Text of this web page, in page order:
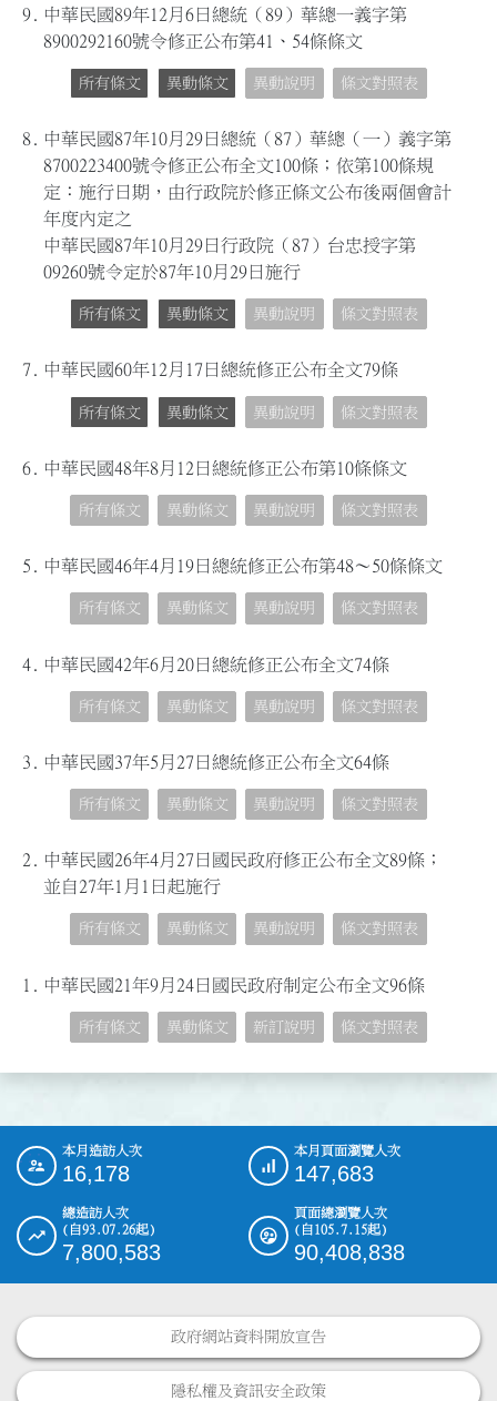
9.
中華民國89年12月6日總統（89）華總一義字第
8900292160號令修正公布第41、54條條文
所有條文 異動條文 異動說明 條文對照表
8.
中華民國87年10月29日總統（87）華總（一）義字第
8700223400號令修正公布全文100條；依第100條規
定：施行日期，由行政院於修正條文公布後兩個會計
年度內定之
中華民國87年10月29日行政院（87）台忠授字第
09260號令定於87年10月29日施行
所有條文 異動條文 異動說明 條文對照表
7. 中華民國60年12月17日總統修正公布全文79條
所有條文 異動條文 異動說明 條文對照表
6. 中華民國48年8月12日總統修正公布第10條條文
所有條文 異動條文 異動說明 條文對照表
5. 中華民國46年4月19日總統修正公布第48～50條條文
所有條文 異動條文 異動說明 條文對照表
4. 中華民國42年6月20日總統修正公布全文74條
所有條文 異動條文 異動說明 條文對照表
3. 中華民國37年5月27日總統修正公布全文64條
所有條文 異動條文 異動說明 條文對照表
2. 中華民國26年4月27日國民政府修正公布全文89條；
並自27年1月1日起施行
所有條文 異動條文 異動說明 條文對照表
1. 中華民國21年9月24日國民政府制定公布全文96條
所有條文 異動條文 新訂說明 條文對照表
::: 本月造訪人次
16,178
本月頁面瀏覽人次
147,683
總造訪人次
(自93.07.26起)
7,800,583
頁面總瀏覽人次
(自105.7.15起)
90,408,838
政府網站資料開放宣告
隱私權及資訊安全政策